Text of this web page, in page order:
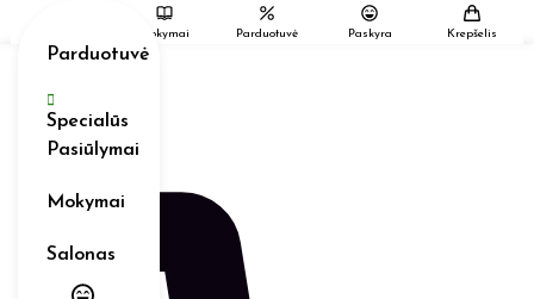
Parduotuvė
Specialūs
Pasiūlymai
Mokymai
Salonas
Mokymai Parduotuvė Paskyra Krepšelis